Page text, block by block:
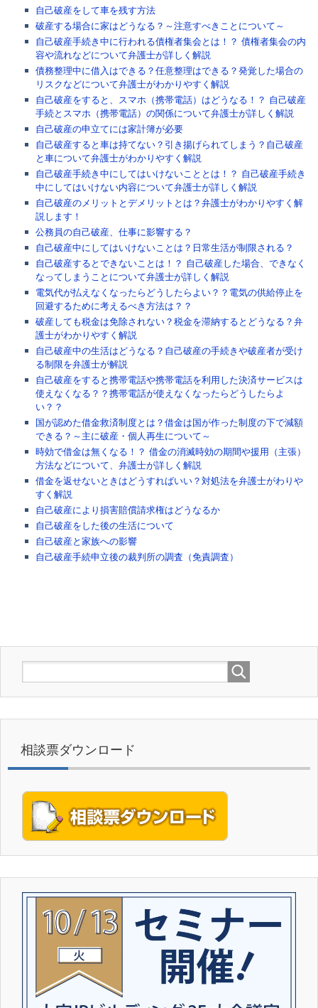
自己破産をして車を残す方法
破産する場合に家はどうなる？～注意すべきことについて～
自己破産手続き中に行われる債権者集会とは！？ 債権者集会の内
容や流れなどについて弁護士が詳しく解説
債務整理中に借入はできる？任意整理はできる？発覚した場合の
リスクなどについて弁護士がわかりやすく解説
自己破産をすると、スマホ（携帯電話）はどうなる！？ 自己破産
手続とスマホ（携帯電話）の関係について弁護士が詳しく解説
自己破産の申立てには家計簿が必要
自己破産すると車は持てない？引き揚げられてしまう？自己破産
と車について弁護士がわかりやすく解説
自己破産手続き中にしてはいけないこととは！？ 自己破産手続き
中にしてはいけない内容について弁護士が詳しく解説
自己破産のメリットとデメリットとは？弁護士がわかりやすく解
説します！
公務員の自己破産、仕事に影響する？
自己破産中にしてはいけないことは？日常生活が制限される？
自己破産するとできないことは！？ 自己破産した場合、できなく
なってしまうことについて弁護士が詳しく解説
電気代が払えなくなったらどうしたらよい？？電気の供給停止を
回避するために考えるべき方法は？？
破産しても税金は免除されない？税金を滞納するとどうなる？弁
護士がわかりやすく解説
自己破産中の生活はどうなる？自己破産の手続きや破産者が受け
る制限を弁護士が解説
自己破産をすると携帯電話や携帯電話を利用した決済サービスは
使えなくなる？？携帯電話が使えなくなったらどうしたらよ
い？？
国が認めた借金救済制度とは？借金は国が作った制度の下で減額
できる？～主に破産・個人再生について～
時効で借金は無くなる！？ 借金の消滅時効の期間や援用（主張）
方法などについて、弁護士が詳しく解説
借金を返せないときはどうすればいい？対処法を弁護士がわりや
すく解説
自己破産により損害賠償請求権はどうなるか
自己破産をした後の生活について
自己破産と家族への影響
自己破産手続申立後の裁判所の調査（免責調査）
相談票ダウンロード